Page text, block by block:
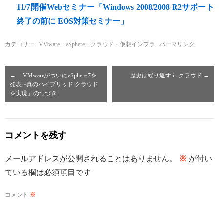
11/7開催Webセミナー「Windows 2008/2008 R2サポート
終了の前に EOS対策セミナー」
カテゴリー: VMware , vSphere , クラウド・仮想インフラ パーマリンク
←
「VMwareがついにvSphere 7を
発表 ~真のハイブリッド クラウド
を実現」のつづき
歴史は繰り返す in クラウド →
コメントを残す
メールアドレスが公開されることはありません。 ※ が付い
ている欄は必須項目です
コメント ※